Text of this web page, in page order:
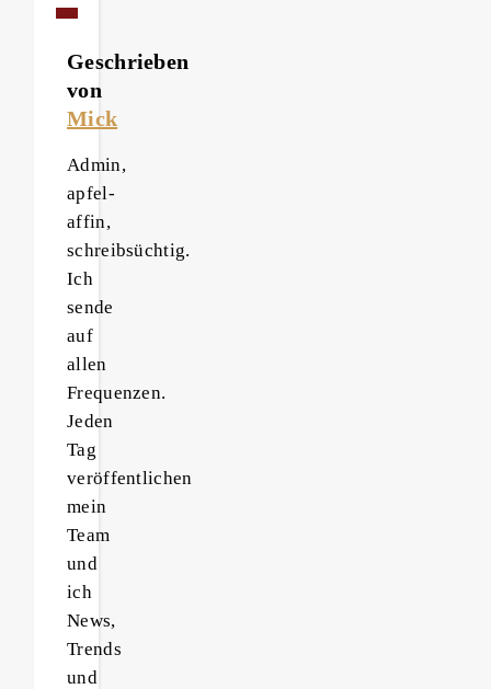
Geschrieben
von
Mick
Admin,
apfel-
affin,
schreibsüchtig.
Ich
sende
auf
allen
Frequenzen.
Jeden
Tag
veröffentlichen
mein
Team
und
ich
News,
Trends
und